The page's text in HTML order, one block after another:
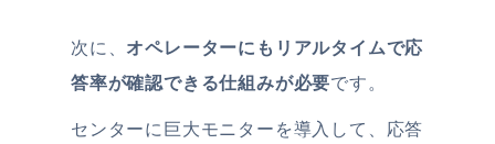
次に、 オペレーターにもリアルタイムで応
答率が確認できる仕組みが必要です。
センターに巨大モニターを導入して、応答